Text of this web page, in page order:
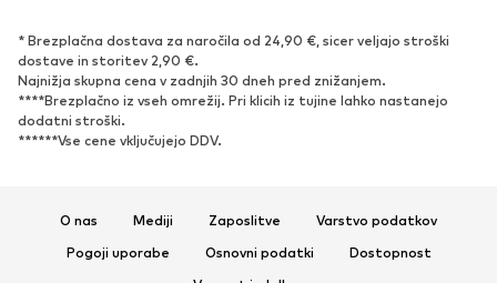
ŠPORT
Športna oblačila
Športni čevlji
DODATKI
* Brezplačna dostava za naročila od 24,90 €, sicer veljajo stroški
dostave in storitev 2,90 €.
Najnižja skupna cena v zadnjih 30 dneh pred znižanjem.
****Brezplačno iz vseh omrežij. Pri klicih iz tujine lahko nastanejo
dodatni stroški.
******Vse cene vključujejo DDV.
O nas Mediji Zaposlitve
Varstvo podatkov
Pogoji uporabe
Osnovni podatki
Dostopnost